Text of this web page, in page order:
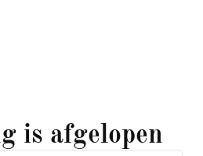
is afgelopen